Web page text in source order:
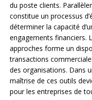
du poste clients.
constitue un processus
déterminer la capacité
engagements financiers.
approches forme un
transactions
des organisations. Dans
maîtrise de ces outils
pour les entreprises de